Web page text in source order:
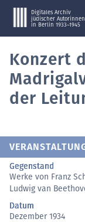
Digitales Archiv
jüdischer
in Berlin 1933–1945
Konzert
der
Gegenstand
Werke von Franz
Ludwig van
Datum
Dezember 1934